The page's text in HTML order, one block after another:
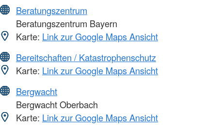
Beratungszentrum
Beratungszentrum Bayern
Karte: Link zur Google Maps Ansicht
Bereitschaften / Katastrophenschutz
Karte: Link zur Google Maps Ansicht
Bergwacht
Bergwacht Oberbach
Karte: Link zur Google Maps Ansicht